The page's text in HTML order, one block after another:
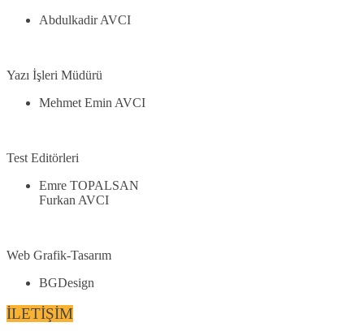
Abdulkadir AVCI
Yazı İşleri Müdürü
Mehmet Emin AVCI
Test Editörleri
Emre TOPALSAN
Furkan AVCI
Web Grafik-Tasarım
BGDesign
İLETİŞİM